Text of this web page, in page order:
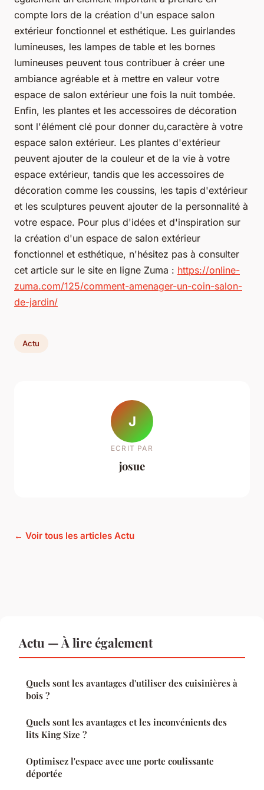
compte lors de la création d'un espace salon
extérieur fonctionnel et esthétique. Les guirlandes
lumineuses, les lampes de table et les bornes
lumineuses peuvent tous contribuer à créer une
ambiance agréable et à mettre en valeur votre
espace de salon extérieur une fois la nuit tombée.
Enfin, les plantes et les accessoires de décoration
sont l'élément clé pour donner du,caractère à votre
espace salon extérieur. Les plantes d'extérieur
peuvent ajouter de la couleur et de la vie à votre
espace extérieur, tandis que les accessoires de
décoration comme les coussins, les tapis d'extérieur
et les sculptures peuvent ajouter de la personnalité à
votre espace. Pour plus d'idées et d'inspiration sur
la création d'un espace de salon extérieur
fonctionnel et esthétique, n'hésitez pas à consulter
cet article sur le site en ligne Zuma : https://online-
zuma.com/125/comment-amenager-un-coin-salon-
de-jardin/
Actu
J
ECRIT PAR
josue
← Voir tous les articles Actu
Actu — À lire également
Quels sont les avantages d'utiliser des cuisinières à
bois ?
Quels sont les avantages et les inconvénients des
lits King Size ?
Optimisez l'espace avec une porte coulissante
déportée